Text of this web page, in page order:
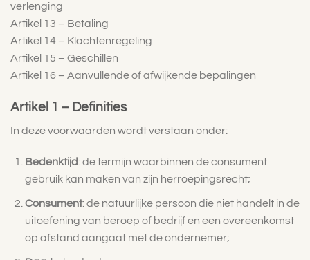
verlenging
Artikel 13 – Betaling
Artikel 14 – Klachtenregeling
Artikel 15 – Geschillen
Artikel 16 – Aanvullende of afwijkende bepalingen
Artikel 1 – Definities
In deze voorwaarden wordt verstaan onder:
Bedenktijd: de termijn waarbinnen de consument
gebruik kan maken van zijn herroepingsrecht;
Consument: de natuurlijke persoon die niet handelt in de
uitoefening van beroep of bedrijf en een overeenkomst
op afstand aangaat met de ondernemer;